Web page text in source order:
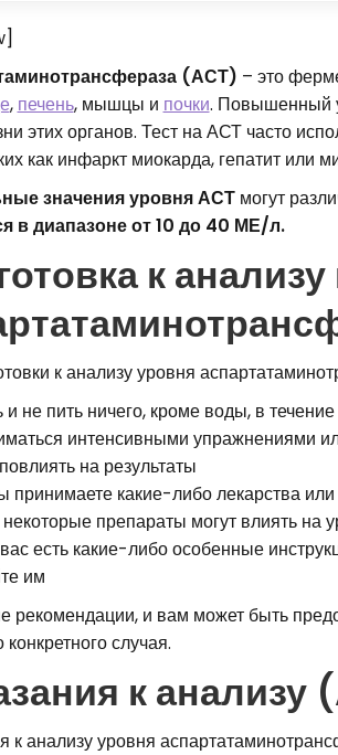
(АСТ) – это
, печень, мышцы и почки. Повышенный
этих органов. Тест на АСТ часто
как инфаркт миокарда, гепатит или
значения уровня АСТмогут
в диапазоне от 10 до 40 МЕ/л.
к
к анализу уровня
и не пить ничего, кроме воды, в
интенсивными упражнениями
на результаты
принимаете какие-либо лекарства
некоторые препараты могут влиять на
есть какие-либо особенные
им
рекомендации, и вам может быть
случая.
к анализу
к анализу уровня